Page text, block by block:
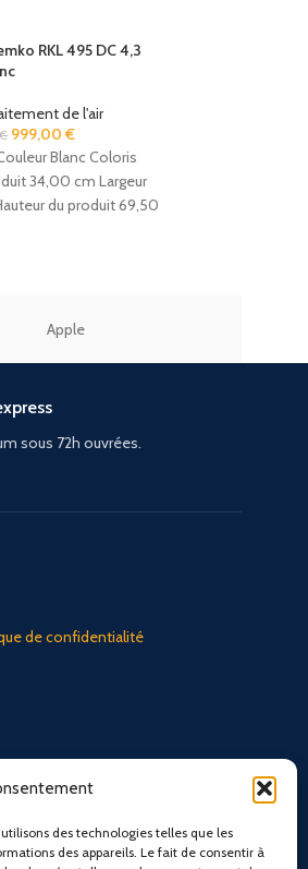
des technologies telles que les
des appareils. Le fait de consentir à
RKL 495 DC 4,3
de l'air
€ 999,00€
Blanc Coloris
34,00 cm Largeur
du produit 69,50
Apple
sous 72h ouvrées.
de confidentialité